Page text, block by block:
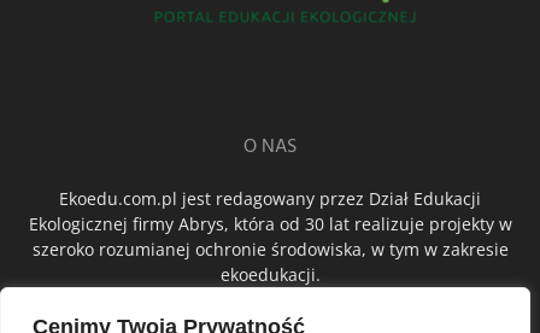
Cenimy Twoją Prywatność
O NAS
Ekoedu.com.pl jest redagowany przez Dział Edukacji
Ekologicznej firmy Abrys, która od 30 lat realizuje projekty w
szeroko rozumianej ochronie środowiska, w tym w zakresie
ekoedukacji.